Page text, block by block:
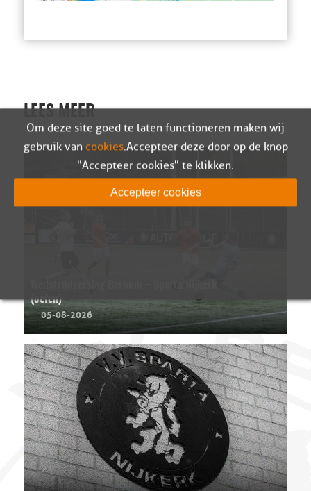
LEES MEER
(oefen)
05-08-2026
Om deze site goed te laten functioneren maken wij
gebruik van cookies. Accepteer deze door op de knop
"Accepteer cookies" te klikken.
Accepteer cookies